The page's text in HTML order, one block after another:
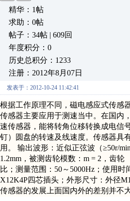
精华：1帖
求助：0帖
帖子：34帖 | 609回
年度积分：0
历史总积分：1233
注册：2012年8月07日
发表于：2012-10-24 11:42:41
根据工作原理不同，磁电感应式传感
传感器主要应用于测速当中。在国内
速传感器，能将转角位移转换成电信
钉）圆盘的转速及线速度。传感器具
用。
输出波形：近似正弦波（≥50r/min
1.2mm ， 被测齿轮模数 ： m = 2 ， 齿轮
比 ； 测量范围：50～5000Hz ； 使用时
X12K4P四芯插头 ； 外形尺寸：外径
传感器的发展上面国内外的差别并不